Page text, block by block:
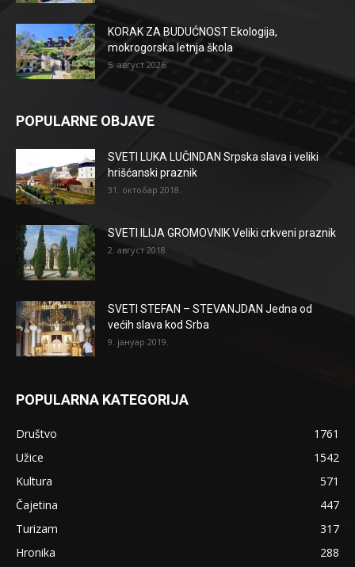
KORAK ZA BUDUĆNOST Ekologija,
mokrogorska letnja škola
5. август 2026.
POPULARNE OBJAVE
SVETI LUKA LUČINDAN Srpska slava i veliki
hrišćanski praznik
31. октобар 2018.
SVETI ILIJA GROMOVNIK Veliki crkveni praznik
2. август 2018.
SVETI STEFAN – STEVANJDAN Jedna od
većih slava kod Srba
9. јануар 2019.
POPULARNA KATEGORIJA
Društvo
1761
Užice
1542
Kultura
571
Čajetina
447
Turizam
317
Hronika
288